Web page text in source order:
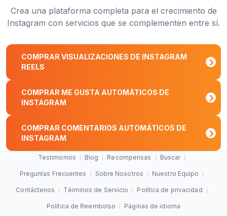
Crea una plataforma completa para el crecimiento de
Instagram con servicios que se complementen entre sí.
COMPRAR VISUALIZACIONES DE INSTAGRAM
REELS
COMPRAR ME GUSTA AUTOMÁTICOS DE
INSTAGRAM
COMPRAR COMENTARIOS AUTOMÁTICOS DE
INSTAGRAM
Testimonios Blog Recompensas Buscar
Preguntas Frecuentes Sobre Nosotros Nuestro Equipo
Contáctenos Términos de Servicio Política de privacidad
Política de Reembolso Páginas de idioma